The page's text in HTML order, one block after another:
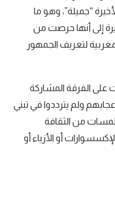
“جميلة”، وهو ما
إلى أنها حرصت من
لتعريف الجمهور
الفرقة المشاركة
ولم يترددوا في تبني
لمسات من الثقافة
أو الأزياء أو